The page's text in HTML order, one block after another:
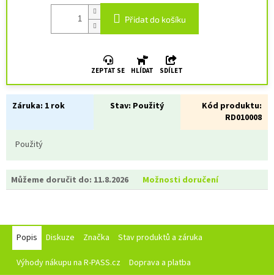
Přidat do košíku
ZEPTAT SE HLÍDAT SDÍLET
Záruka: 1 rok Stav: Použitý
Kód produktu:
RD010008
Použitý
Můžeme doručit do: 11.8.2026 Možnosti doručení
Popis Diskuze Značka Stav produktů a záruka
Výhody nákupu na R-PASS.cz Doprava a platba